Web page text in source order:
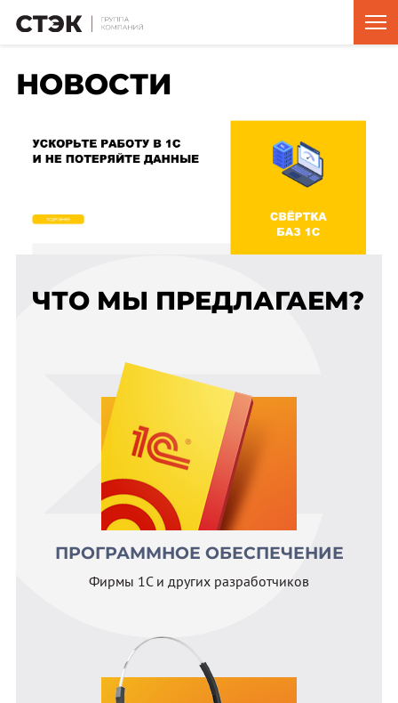
НОВОСТИ
ЧТО МЫ ПРЕДЛАГАЕМ?
ПРОГРАММНОЕ ОБЕСПЕЧЕНИЕ
Фирмы 1С и других разработчиков